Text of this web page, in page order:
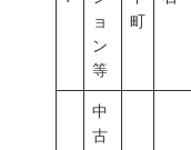
ョ
ン
等
町
中
古